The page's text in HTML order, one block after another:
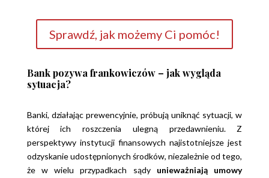
Sprawdź, jak możemy Ci pomóc!
Bank pozywa frankowiczów – jak wygląda
sytuacja?
Banki, działając prewencyjnie, próbują uniknąć sytuacji, w
której ich roszczenia ulegną przedawnieniu. Z
perspektywy instytucji finansowych najistotniejsze jest
odzyskanie udostępnionych środków, niezależnie od tego,
że w wielu przypadkach sądy unieważniają umowy